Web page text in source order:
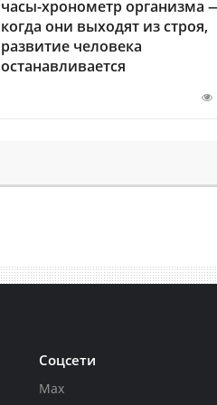
часы-хронометр организма
когда они выходят из строя,
развитие человека
останавливается
Соцсети
Max